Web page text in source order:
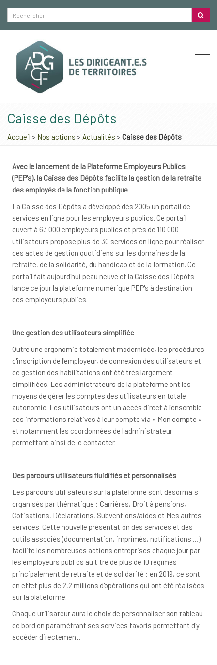
Caisse des Dépôts
Accueil > Nos actions > Actualités > Caisse des Dépôts
Avec le lancement de la Plateforme Employeurs Publics
(PEP's), la Caisse des Dépôts facilite la gestion de la retraite
des employés de la fonction publique
La Caisse des Dépôts a développé dès 2005 un portail de
services en ligne pour les employeurs publics. Ce portail
ouvert à 63 000 employeurs publics et près de 110 000
utilisateurs propose plus de 30 services en ligne pour réaliser
des actes de gestion quotidiens sur les domaines de la
retraite, de la solidarité, du handicap et de la formation. Ce
portail fait aujourd'hui peau neuve et la Caisse des Dépôts
lance ce jour la plateforme numérique PEP's à destination
des employeurs publics.
Une gestion des utilisateurs simplifiée
Outre une ergonomie totalement modernisée, les procédures
d'inscription de l'employeur, de connexion des utilisateurs et
de gestion des habilitations ont été très largement
simplifiées. Les administrateurs de la plateforme ont les
moyens de gérer les comptes des utilisateurs en totale
autonomie. Les utilisateurs ont un accès direct à l'ensemble
des informations relatives à leur compte via « Mon compte »
et notamment les coordonnées de l'administrateur
permettant ainsi de le contacter.
Des parcours utilisateurs fluidifiés et personnalisés
Les parcours utilisateurs sur la plateforme sont désormais
organisés par thématique : Carrières, Droit à pensions,
Cotisations, Déclarations, Subventions/aides et Mes autres
services. Cette nouvelle présentation des services et des
outils associés (documentation, imprimés, notifications …)
facilite les nombreuses actions entreprises chaque jour par
les employeurs publics au titre de plus de 10 régimes
principalement de retraite et de solidarité : en 2019, ce sont
en effet plus de 2,2 millions d'opérations qui ont été réalisées
sur la plateforme.
Chaque utilisateur aura le choix de personnaliser son tableau
de bord en paramétrant ses services favoris permettant d'y
accéder directement.